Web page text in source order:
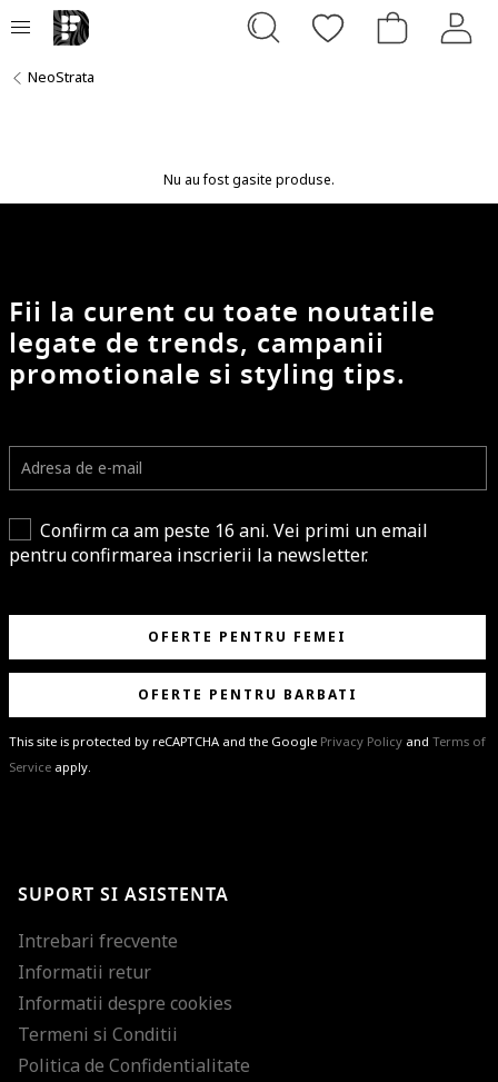
NeoStrata
Nu au fost gasite produse.
Fii la curent cu toate noutatile
legate de trends, campanii
promotionale si styling tips.
Confirm ca am peste 16 ani. Vei primi un email
pentru confirmarea inscrierii la newsletter.
OFERTE PENTRU FEMEI
OFERTE PENTRU BARBATI
This site is protected by reCAPTCHA and the Google Privacy Policy and Terms of
Service apply.
ultimele tendinte in moda!
SUPORT SI ASISTENTA
Intrebari frecvente
Informatii retur
Informatii despre cookies
Termeni si Conditii
Politica de Confidentialitate